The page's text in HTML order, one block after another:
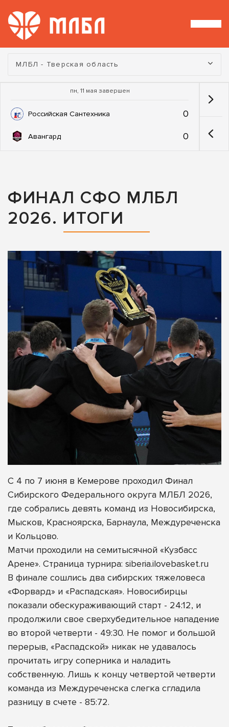
Турнир:
МЛБЛ - Тверская область
пн, 11 мая завершен
Российская Сантехника 0
Авангард 0
ФИНАЛ СФО МЛБЛ
2026. ИТОГИ
С 4 по 7 июня в Кемерове проходил Финал
Сибирского Федерального округа МЛБЛ 2026,
где собрались девять команд из Новосибирска,
Мысков, Красноярска, Барнаула, Междуреченска
и Кольцово.
Матчи проходили на семитысячной «Кузбасс
Арене». Страница турнира: siberia.ilovebasket.ru
В финале сошлись два сибирских тяжеловеса
«Форвард» и «Распадская». Новосибирцы
показали обескураживающий старт - 24:12, и
продолжили свое сверхубедительное нападение
во второй четверти - 49:30. Не помог и большой
перерыв, «Распадской» никак не удавалось
прочитать игру соперника и наладить
собственную. Лишь к концу четвертой четверти
команда из Междуреченска слегка сгладила
разницу в счете - 85:72.